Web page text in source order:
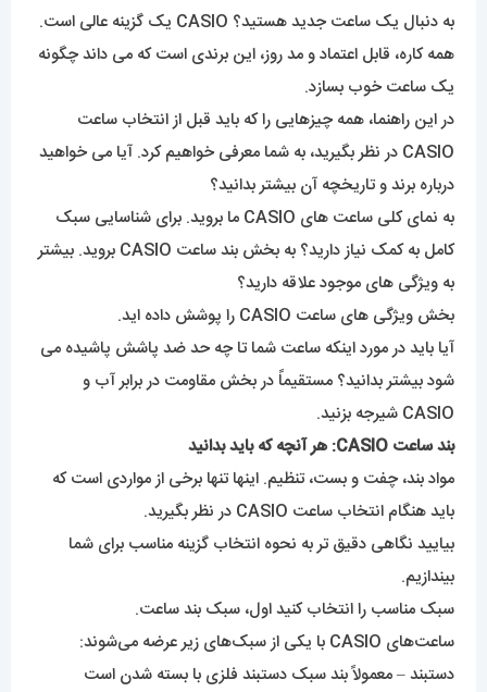
به دنبال یک ساعت جدید هستید؟ CASIO یک گزینه عالی است.
همه کاره، قابل اعتماد و مد روز، این برندی است که می داند چگونه
یک ساعت خوب بسازد.
در این راهنما، همه چیزهایی را که باید قبل از انتخاب ساعت
CASIO در نظر بگیرید، به شما معرفی خواهیم کرد. آیا می خواهید
درباره برند و تاریخچه آن بیشتر بدانید؟
به نمای کلی ساعت های CASIO ما بروید. برای شناسایی سبک
کامل به کمک نیاز دارید؟ به بخش بند ساعت CASIO بروید. بیشتر
به ویژگی های موجود علاقه دارید؟
بخش ویژگی های ساعت CASIO را پوشش داده اید.
آیا باید در مورد اینکه ساعت شما تا چه حد ضد پاشش پاشیده می
شود بیشتر بدانید؟ مستقیماً در بخش مقاومت در برابر آب و
CASIO شیرجه بزنید.
بند ساعت CASIO: هر آنچه که باید بدانید
مواد بند، چفت و بست، تنظیم. اینها تنها برخی از مواردی است که
باید هنگام انتخاب ساعت CASIO در نظر بگیرید.
بیایید نگاهی دقیق تر به نحوه انتخاب گزینه مناسب برای شما
بیندازیم.
سبک مناسب را انتخاب کنید اول، سبک بند ساعت.
ساعت‌های CASIO با یکی از سبک‌های زیر عرضه می‌شوند:
دستبند – معمولاً بند سبک دستبند فلزی با بسته شدن است